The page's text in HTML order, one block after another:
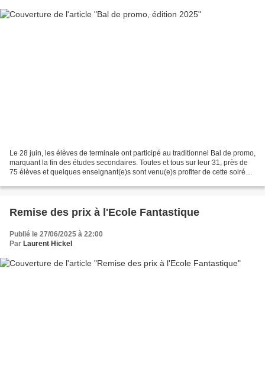
Le 28 juin, les élèves de terminale ont participé au traditionnel Bal de promo,
marquant la fin des études secondaires. Toutes et tous sur leur 31, près de
75 élèves et quelques enseignant(e)s sont venu(e)s profiter de cette soirée.
Remise des prix à l'Ecole Fantastique
Publié le 27/06/2025 à 22:00
Par Laurent Hickel